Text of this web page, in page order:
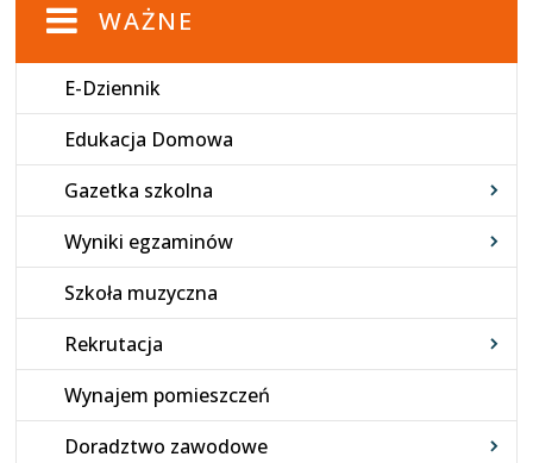
WAŻNE
E-Dziennik
Edukacja Domowa
Gazetka szkolna
Wyniki egzaminów
Szkoła muzyczna
Rekrutacja
Wynajem pomieszczeń
Doradztwo zawodowe